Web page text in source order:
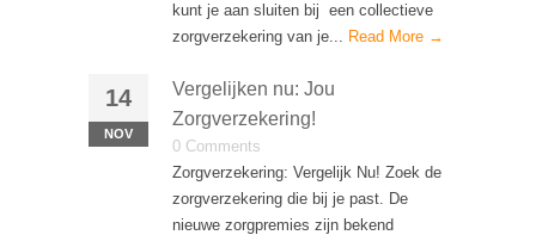
kunt je aan sluiten bij een collectieve
zorgverzekering van je... Read More →
14
NOV
Vergelijken nu: Jou
Zorgverzekering!
0 Comments
Zorgverzekering: Vergelijk Nu! Zoek de
zorgverzekering die bij je past. De
nieuwe zorgpremies zijn bekend